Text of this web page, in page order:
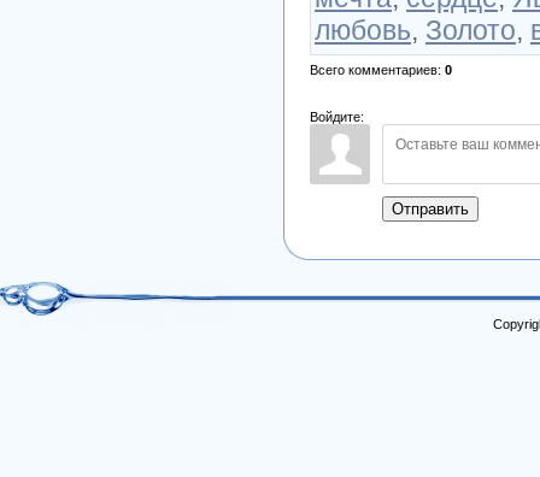
любовь, Золото,
Всего комментариев: 0
Войдите:
Отправить